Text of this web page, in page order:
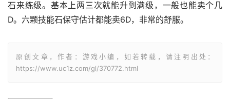
石来练级。基本上两三次就能升到满级，一般也能卖个几
D。六颗技能石保守估计都能卖6D，非常的舒服。
原创文章，作者：游戏小编，如若转载，请注明出处：
https://www.uc1z.com/gl/370772.html